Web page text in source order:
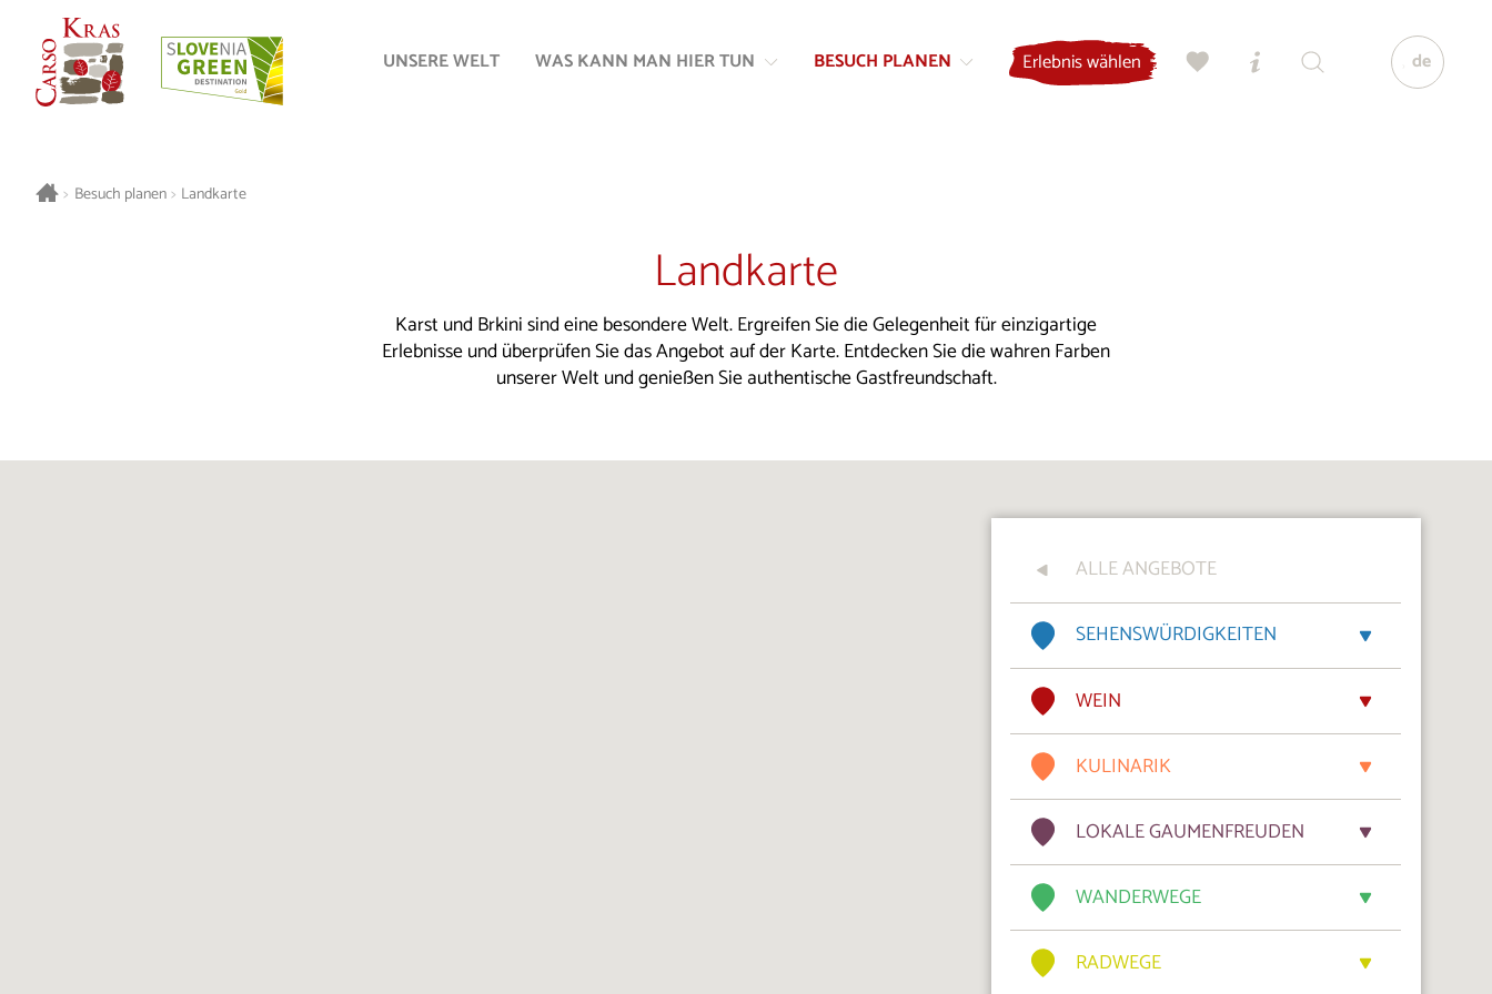
Inhalt
Navigation
UNSERE WELT WAS KANN MAN HIER TUN BESUCH PLANEN Erlebnis wählen de
> Besuch planen > Landkarte
Landkarte
Karst und Brkini sind eine besondere Welt. Ergreifen Sie die Gelegenheit für einzigartige
Erlebnisse und überprüfen Sie das Angebot auf der Karte. Entdecken Sie die wahren Farben
unserer Welt und genießen Sie authentische Gastfreundschaft.
ALLE ANGEBOTE
SEHENSWÜRDIGKEITEN
WEIN
KULINARIK
LOKALE GAUMENFREUDEN
WANDERWEGE
RADWEGE